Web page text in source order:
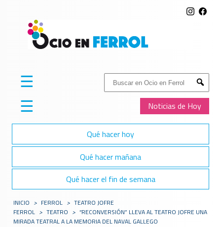
Buscar:
Submit
Noticias de Hoy
☰
☰
Qué hacer hoy
Qué hacer mañana
Qué hacer el fin de semana
INICIO > FERROL > TEATRO JOFRE
FERROL > TEATRO > “RECONVERSIÓN” LLEVA AL TEATRO JOFRE UNA
MIRADA TEATRAL A LA MEMORIA DEL NAVAL GALLEGO